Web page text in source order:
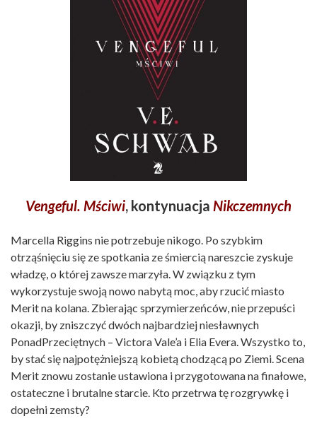
Vengeful. Mściwi, kontynuacja Nikczemnych
Marcella Riggins nie potrzebuje nikogo. Po szybkim
otrząśnięciu się ze spotkania ze śmiercią nareszcie zyskuje
władzę, o której zawsze marzyła. W związku z tym
wykorzystuje swoją nowo nabytą moc, aby rzucić miasto
Merit na kolana. Zbierając sprzymierzeńców, nie przepuści
okazji, by zniszczyć dwóch najbardziej niesławnych
PonadPrzeciętnych – Victora Vale’a i Elia Evera. Wszystko to,
by stać się najpotężniejszą kobietą chodzącą po Ziemi. Scena
Merit znowu zostanie ustawiona i przygotowana na finałowe,
ostateczne i brutalne starcie. Kto przetrwa tę rozgrywkę i
dopełni zemsty?